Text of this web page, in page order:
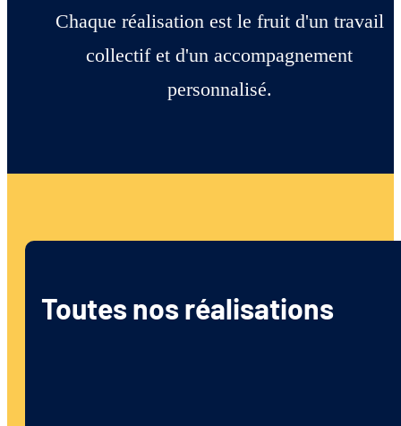
Chaque réalisation est le fruit d'un travail
collectif et d'un accompagnement
personnalisé.
Toutes nos réalisations